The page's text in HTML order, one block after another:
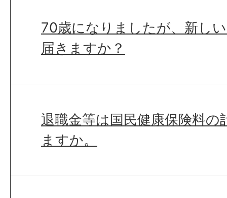
70歳になりましたが、新し
届きますか？
退職金等は国民健康保険料の
ますか。